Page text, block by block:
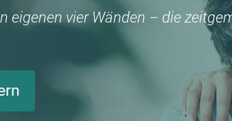
eigenen vier Wänden – die